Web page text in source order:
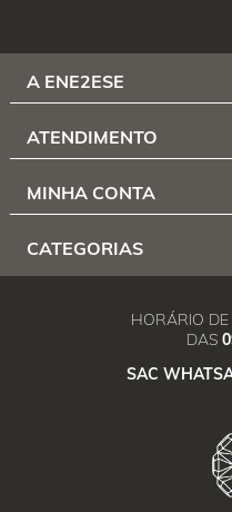
A ENE2ESE
ATENDIMENTO
MINHA CONTA
CATEGORIAS
HORÁRIO
DAS
SAC